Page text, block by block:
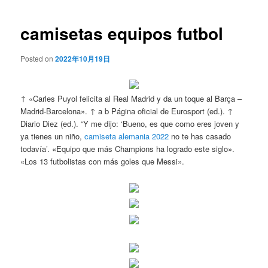
camisetas equipos futbol
Posted on2022年10月19日
↑ «Carles Puyol felicita al Real Madrid y da un toque al Barça –
Madrid-Barcelona». ↑ a b Página oficial de Eurosport (ed.). ↑
Diario Diez (ed.). “Y me dijo: ‘Bueno, es que como eres joven y
ya tienes un niño,camiseta alemania 2022 no te has casado
todavía’. «Equipo que más Champions ha logrado este siglo».
«Los 13 futbolistas con más goles que Messi».